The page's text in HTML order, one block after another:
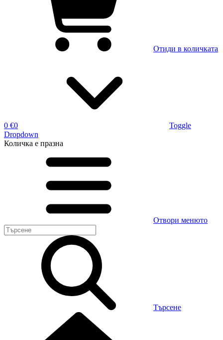
Отиди в количката
0 €0
Toggle
Dropdown
Количка е празна
Отвори менюто
Търсене